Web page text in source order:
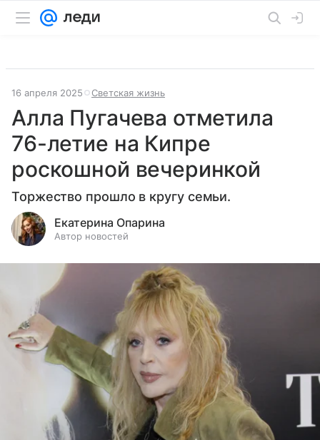
16 апреля 2025 Светская жизнь
Алла Пугачева отметила
76-летие на Кипре
роскошной вечеринкой
Торжество прошло в кругу семьи.
Екатерина Опарина
Автор новостей